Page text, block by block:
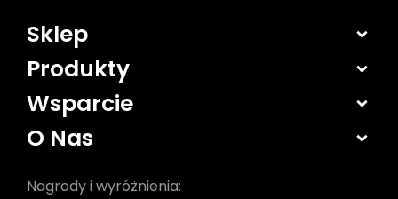
Sklep
Produkty
Wsparcie
O Nas
Nagrody i wyróżnienia: